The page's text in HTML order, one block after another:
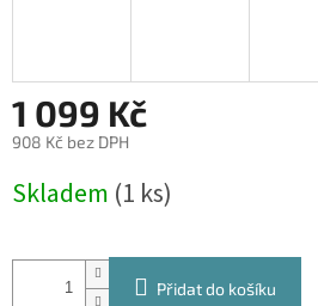
1 099 Kč
908 Kč bez DPH
cena:
Skladem (1 ks)
Přidat do košíku